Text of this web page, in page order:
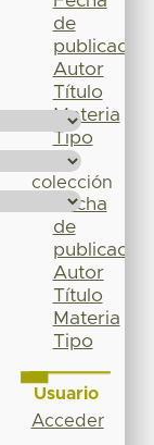
de
publicación
Autor
Título
Materia
Tipo
colección
Fecha
de
publicación
Autor
Título
Materia
Tipo
Usuario
Acceder